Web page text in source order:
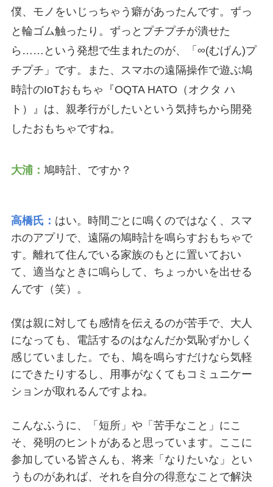
僕、モノをいじっちゃう癖があったんです。ずっ
と輪ゴム触ったり。ずっとプチプチが潰せた
ら……という発想で生まれたのが、「∞(むげん)プ
チプチ」です。また、スマホの遠隔操作で遊ぶ鳩
時計のIoTおもちゃ『OQTA HATO（オクタ ハ
ト）』は、親孝行がしたいという気持ちから開発
したおもちゃですね。
大浦： 鳩時計、ですか？
高橋氏： はい。時間ごとに鳴くのではなく、スマ
ホのアプリで、遠隔の鳩時計を鳴らすおもちゃで
す。離れて住んでいる家族のもとに置いておい
て、適当なときに鳴らして、ちょっかいを出せる
んです（笑）。
僕は親に対しても感情を伝えるのが苦手で、大人
になっても、電話するのはなんだか気恥ずかしく
感じていました。でも、鳩を鳴らすだけなら気軽
にできたりするし、用事がなくてもコミュニケー
ションが取れるんですよね。
こんなふうに、「短所」や「苦手なこと」にこ
そ、発明のヒントがあると思っています。ここに
参加している皆さんも、将来「なりたいな」とい
うものがあれば、それを自分の得意なことで解決